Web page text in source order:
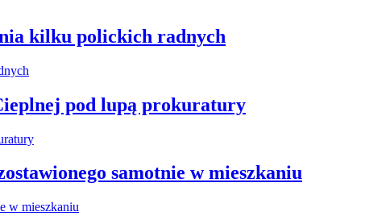
kilku polickich radnych
pod lupą prokuratury
samotnie w mieszkaniu